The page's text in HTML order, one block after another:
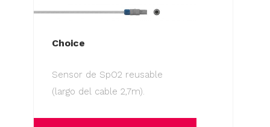
Choice
Sensor de SpO2 reusable
(largo del cable 2,7m).